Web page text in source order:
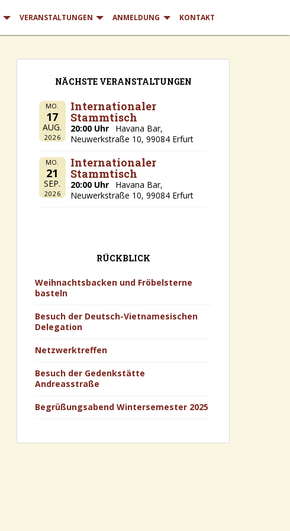
VERANSTALTUNGEN ANMELDUNG KONTAKT
NÄCHSTE VERANSTALTUNGEN
MO.
17
AUG.
2026
Internationaler
Stammtisch
20:00 Uhr
Havana Bar,
Neuwerkstraße 10, 99084 Erfurt
MO.
21
SEP.
2026
Internationaler
Stammtisch
20:00 Uhr
Havana Bar,
Neuwerkstraße 10, 99084 Erfurt
RÜCKBLICK
Weihnachtsbacken und Fröbelsterne
basteln
Besuch der Deutsch-Vietnamesischen
Delegation
Netzwerktreffen
Besuch der Gedenkstätte
Andreasstraße
Begrüßungsabend Wintersemester 2025